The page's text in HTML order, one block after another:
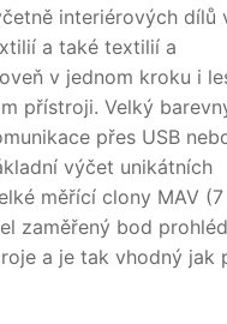
interiérových dílů
a také textilií a
v jednom kroku i
přístroji. Velký
přes USB
výčet unikátních
měřící clony MAV (7
zaměřený bod
a je tak vhodný jak